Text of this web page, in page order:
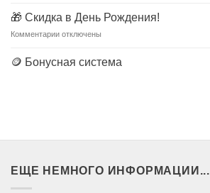
Скидка
на
🎁 Скидка в День Рождения!
Комментариикотключены
🪙 Бонусная система
ЕЩЕ НЕМНОГО ИНФОРМАЦИИ...